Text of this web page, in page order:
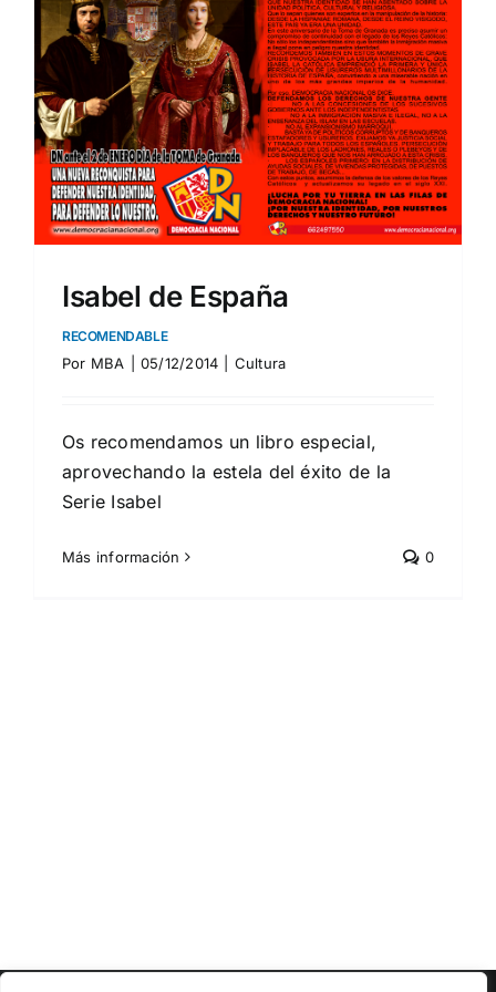
Isabel de España
RECOMENDABLE
Por MBA 05/12/2014 Cultura
Os recomendamos un libro especial,
aprovechando la estela del éxito de la
Serie Isabel
Más información 0